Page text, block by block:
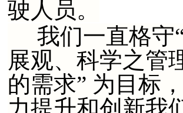
驶人员。
我们一直格守“
展观、科学之管
的需求” 为目标